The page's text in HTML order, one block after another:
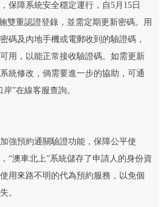
保障系統安全穩定運行，自5月15日
雙重認證登錄，並需定期更新密碼。用
碼及內地手機或電郵收到的驗證碼，
用，以能正常接收驗證碼。如需更新
統修改，倘需要進一步的協助，可通
”在線客服查詢。
強預約通關驗證功能，保障公平使
“澳車北上”系統儲存了申請人的身份資
用來路不明的代為預約服務，以免個
。